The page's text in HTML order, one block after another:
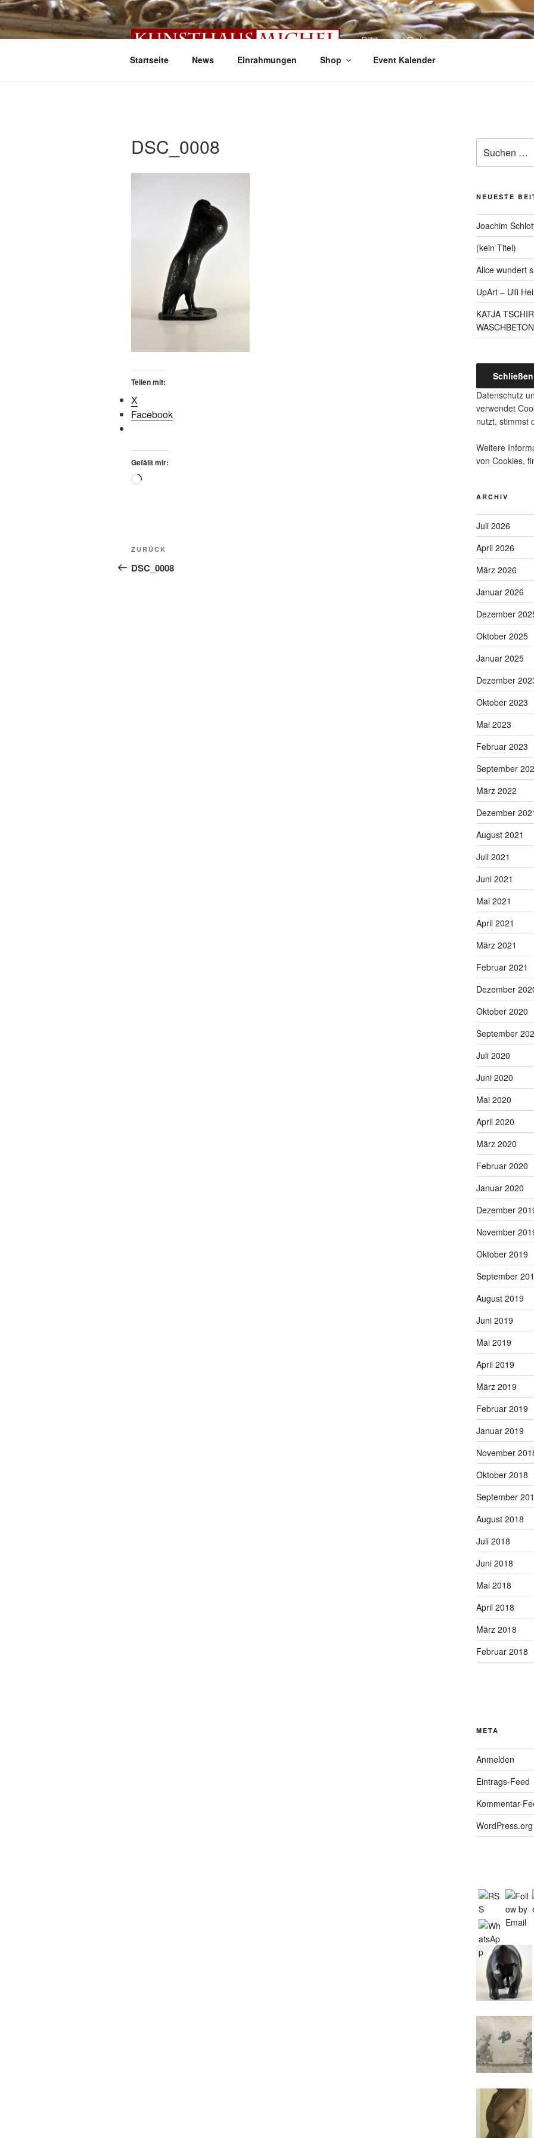
Zum
Inhalt
springen
Bilder und Rahmen
Startseite News Einrahmungen Shop Event Kalender
DSC_0008
Teilen mit:
X
Facebook
Gefällt mir:
Wird
Beitragsnavigation
Vorheriger
Beitrag
ZURÜCK
DSC_0008
nach:
NEUESTE
Joachim
(kein Titel)
Alice wundert
UpArt – Ulli
KATJA
WASCHBETON
Datenschutz
verwendet
nutzt, stimmst
Weitere
von Cookies,
ARCHIV
Juli 2026
April 2026
März 2026
Januar 2026
Dezember
Oktober 2025
Januar 2025
Dezember
Oktober 2023
Mai 2023
Februar 2023
September
März 2022
Dezember
August 2021
Juli 2021
Juni 2021
Mai 2021
April 2021
März 2021
Februar 2021
Dezember
Oktober 2020
September
Juli 2020
Juni 2020
Mai 2020
April 2020
März 2020
Februar 2020
Januar 2020
Dezember
November
Oktober 2019
September
August 2019
Juni 2019
Mai 2019
April 2019
März 2019
Februar 2019
Januar 2019
November
Oktober 2018
September
August 2018
Juli 2018
Juni 2018
Mai 2018
April 2018
März 2018
Februar 2018
META
Anmelden
Eintrags-Feed
Kommentar-
WordPress.org